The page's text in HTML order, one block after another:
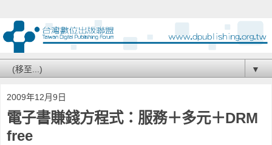
▼
2009年12月9日
電子書賺錢方程式：服務＋多元＋DRM
free